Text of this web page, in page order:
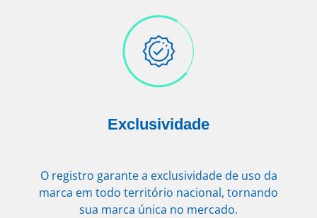
Exclusividade
O registro garante a exclusividade de uso da
marca em todo território nacional, tornando
sua marca única no mercado.